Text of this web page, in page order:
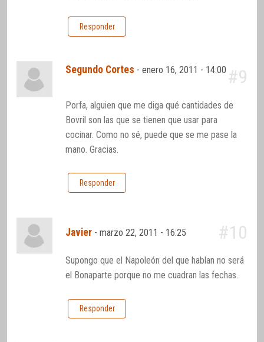
Responder
Segundo Cortes -enero 16, 2011 - 14:00 #9
Porfa, alguien que me diga qué cantidades de
Bovril son las que se tienen que usar para
cocinar. Como no sé, puede que se me pase la
mano. Gracias.
Responder
Javier -marzo 22, 2011 - 16:25 #10
Supongo que el Napoleón del que hablan no será
el Bonaparte porque no me cuadran las fechas.
Responder